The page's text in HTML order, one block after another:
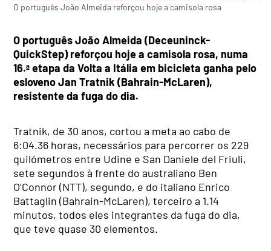
O português João Almeida reforçou hoje a camisola rosa
O português João Almeida (Deceuninck-
QuickStep) reforçou hoje a camisola rosa, numa
16.ª etapa da Volta a Itália em bicicleta ganha pelo
esloveno Jan Tratnik (Bahrain-McLaren),
resistente da fuga do dia.
Tratnik, de 30 anos, cortou a meta ao cabo de
6:04.36 horas, necessários para percorrer os 229
quilómetros entre Udine e San Daniele del Friuli,
sete segundos à frente do australiano Ben
O’Connor (NTT), segundo, e do italiano Enrico
Battaglin (Bahrain-McLaren), terceiro a 1.14
minutos, todos eles integrantes da fuga do dia,
que teve quase 30 elementos.